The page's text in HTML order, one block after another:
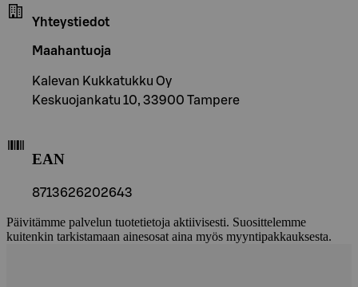
Yhteystiedot
Maahantuoja
Kalevan Kukkatukku Oy
Keskuojankatu 10, 33900 Tampere
EAN
8713626202643
Päivitämme palvelun tuotetietoja aktiivisesti. Suosittelemme
kuitenkin tarkistamaan ainesosat aina myös myyntipakkauksesta.